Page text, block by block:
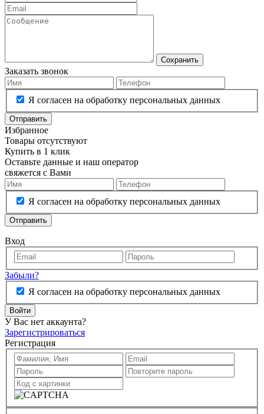
Сохранить
Заказать звонок
Я согласен на обработку персональных данных
Отправить
Избранное
Товары отсутствуют
Купить в 1 клик
Оставьте данные и наш оператор
свяжется с Вами
Я согласен на обработку персональных данных
Отправить
Вход
Забыли?
Я согласен на обработку персональных данных
Войти
У Вас нет аккаунта?
Зарегистрироваться
Регистрация